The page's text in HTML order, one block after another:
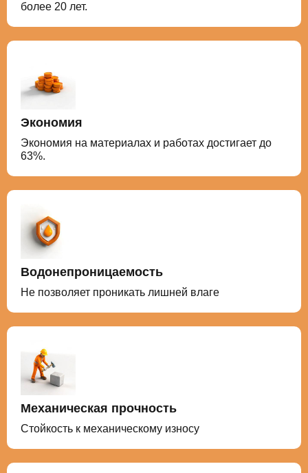
более 20 лет.
Экономия
Экономия на материалах и работах достигает до
63%.
Водонепроницаемость
Не позволяет проникать лишней влаге
Механическая прочность
Стойкость к механическому износу